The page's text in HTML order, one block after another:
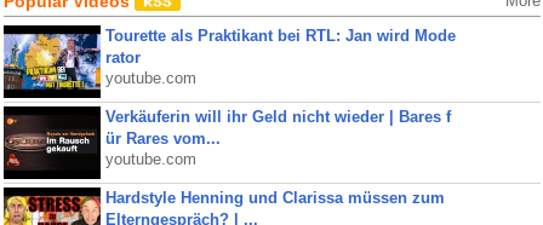
Tourette als Praktikant bei RTL: Jan wird Mode
rator
youtube.com
Verkäuferin will ihr Geld nicht wieder | Bares f
ür Rares vom...
youtube.com
Hardstyle Henning und Clarissa müssen zum
Elterngespräch? | ...